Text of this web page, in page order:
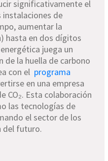
significativamente el
instalaciones de
aumentar la
hasta en dos dígitos
juega un
de la huella de carbono
con el programa
en una empresa
CO₂. Esta colaboración
las tecnologías de
el sector de los
del futuro.